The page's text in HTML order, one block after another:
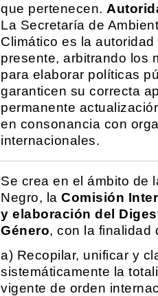
que pertenecen.
La Secretaría de
Climático es la
presente, arbitrando los
para elaborar políticas
garanticen su correcta
permanente
en consonancia con
internacionales.
Se crea en el ámbito de
Negro, la Comisión
y elaboración del
Género, con la finalidad
a) Recopilar, unificar y
sistemáticamente la
vigente de orden